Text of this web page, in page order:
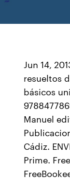
Jun 14,
resueltos
básicos
Manuel
Cádiz.
Prime.